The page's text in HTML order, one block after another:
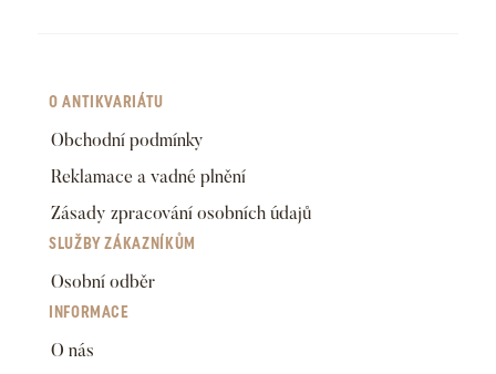
O ANTIKVARIÁTU
Obchodní podmínky
Reklamace a vadné plnění
Zásady zpracování osobních údajů
SLUŽBY ZÁKAZNÍKŮM
Osobní odběr
INFORMACE
O nás